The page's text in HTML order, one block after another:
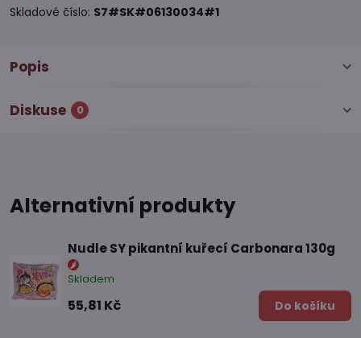
Skladové číslo: S7#SK#06130034#1
Popis
Diskuse 0
Alternativní produkty
Nudle SY pikantní kuřecí Carbonara 130g
Skladem
55,81 Kč Do košíku